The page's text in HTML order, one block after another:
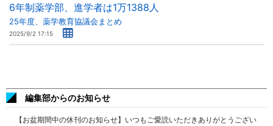
6年制薬学部、進学者は1万1388人
25年度、薬学教育協議会まとめ
2025/9/2 17:15
編集部からのお知らせ
【お盆期間中の休刊のお知らせ】いつもご愛読いただきありがとうござい